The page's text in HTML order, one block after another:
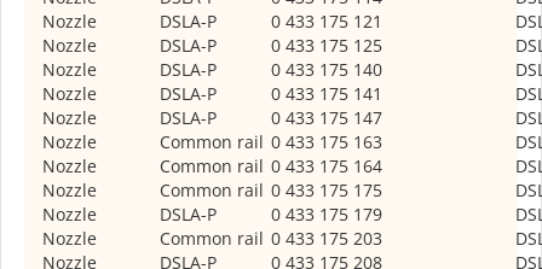
Nozzle
DSLA-P 0 433 175 121
Nozzle
DSLA-P 0 433 175 125
Nozzle
DSLA-P 0 433 175 140
Nozzle
DSLA-P 0 433 175 141
Nozzle
DSLA-P 0 433 175 147
Nozzle
Common rail 0 433 175 163
Nozzle
Common rail 0 433 175 164
Nozzle
Common rail 0 433 175 175
Nozzle
DSLA-P 0 433 175 179
Nozzle
Common rail 0 433 175 203
Nozzle
DSLA-P 0 433 175 208